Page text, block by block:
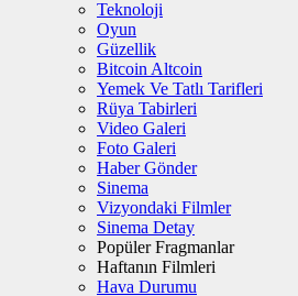
Teknoloji
Oyun
Güzellik
Bitcoin Altcoin
Yemek Ve Tatlı Tarifleri
Rüya Tabirleri
Video Galeri
Foto Galeri
Haber Gönder
Sinema
Vizyondaki Filmler
Sinema Detay
Popüler Fragmanlar
Haftanın Filmleri
Hava Durumu